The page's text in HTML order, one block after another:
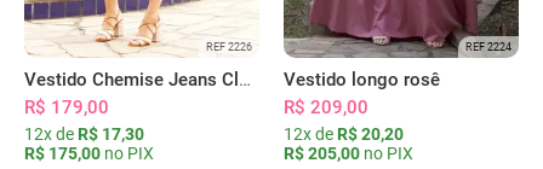
REF 2226
Vestido Chemise Jeans Clássica Serena
R$ 179,00
12x de R$ 17,30
R$ 175,00 no PIX
REF 2224
Vestido longo rosê
R$ 209,00
12x de R$ 20,20
R$ 205,00 no PIX